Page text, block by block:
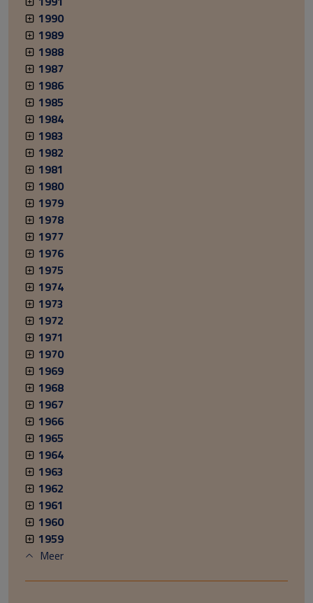
1990
1989
1988
1987
1986
1985
1984
1983
1982
1981
1980
1979
1978
1977
1976
1975
1974
1973
1972
1971
1970
1969
1968
1967
1966
1965
1964
1963
1962
1961
1960
1959
Meer